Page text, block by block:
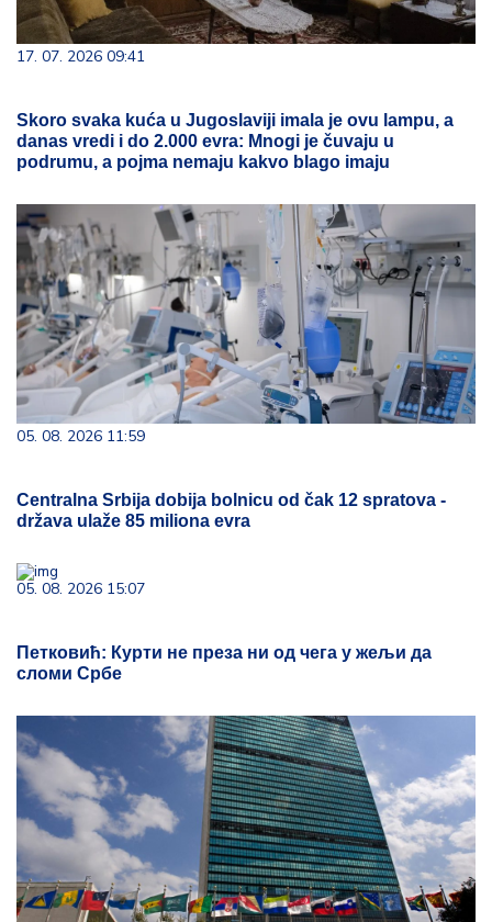
17. 07. 2026 09:41
Skoro svaka kuća u Jugoslaviji imala je ovu lampu, a
danas vredi i do 2.000 evra: Mnogi je čuvaju u
podrumu, a pojma nemaju kakvo blago imaju
05. 08. 2026 11:59
Centralna Srbija dobija bolnicu od čak 12 spratova -
država ulaže 85 miliona evra
05. 08. 2026 15:07
Петковић: Курти не преза ни од чега у жељи да
сломи Србе